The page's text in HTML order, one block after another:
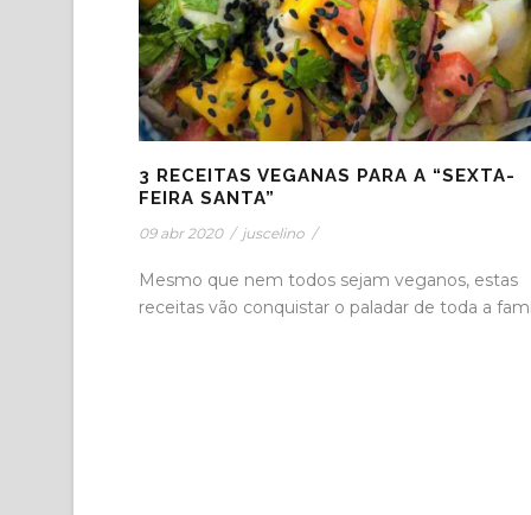
3 RECEITAS VEGANAS PARA A “SEXTA-
FEIRA SANTA”
09 abr 2020 / juscelino /
Mesmo que nem todos sejam veganos, estas
receitas vão conquistar o paladar de toda a